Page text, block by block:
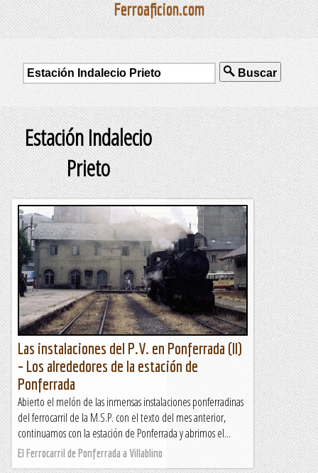
Ferroaficion.com
Buscar
Estación Indalecio
Prieto
Las instalaciones del P.V. en Ponferrada (II)
– Los alrededores de la estación de
Ponferrada
Abierto el melón de las inmensas instalaciones ponferradinas
del ferrocarril de la M.S.P. con el texto del mes anterior,
continuamos con la estación de Ponferrada y abrimos el...
El Ferrocarril de Ponferrada a Villablino